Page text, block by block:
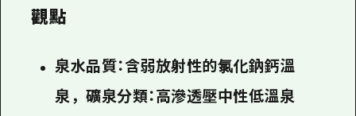
觀點
泉水品質：含弱放射性的氯化鈉鈣溫
泉，礦泉分類：高滲透壓中性低溫泉